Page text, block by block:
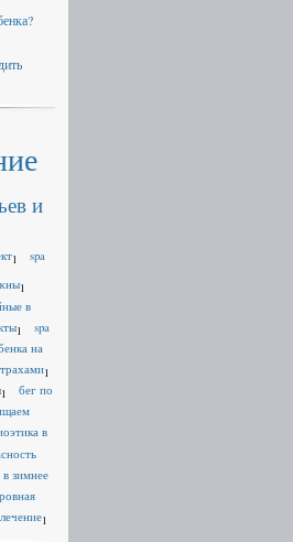
и
1
spa
1
в
1
spa
на
1
1
бег по
в
зимнее
1